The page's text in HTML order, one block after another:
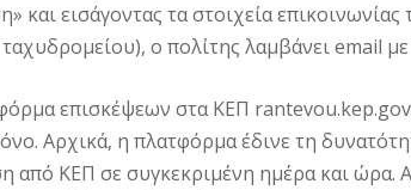
και εισάγοντας τα στοιχεία
ο πολίτης λαμβάνει email
επισκέψεων στα ΚΕΠ
Αρχικά, η πλατφόρμα έδινε τη
από ΚΕΠ σε συγκεκριμένη ημέρα και ώρα.